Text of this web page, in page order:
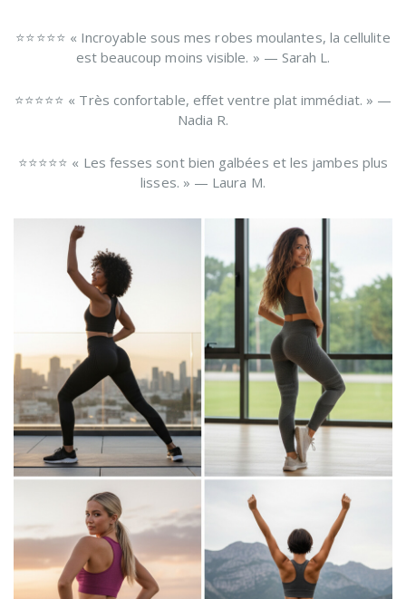
⭐⭐⭐⭐⭐ « Incroyable sous mes robes moulantes, la cellulite
est beaucoup moins visible. » — Sarah L.
⭐⭐⭐⭐⭐ « Très confortable, effet ventre plat immédiat. » —
Nadia R.
⭐⭐⭐⭐⭐ « Les fesses sont bien galbées et les jambes plus
lisses. » — Laura M.